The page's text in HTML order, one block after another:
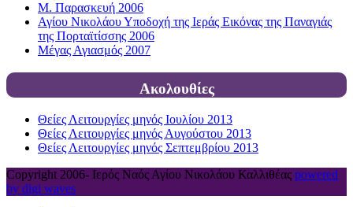
Μ. Παρασκευή 2006
Αγίου Νικολάου Υποδοχή της Ιεράς Εικόνας της Παναγιάς
της Πορταϊτίσσης 2006
Μέγας Αγιασμός 2007
Ακολουθίες
Θείες Λειτουργίες μηνός Ιουλίου 2013
Θείες Λειτουργίες μηνός Αυγούστου 2013
Θείες Λειτουργίες μηνός Σεπτεμβρίου 2013
Copyright 2006- Ιερός Ναός Αγίου Νικολάου Καλλιθέας powered
by digi waves